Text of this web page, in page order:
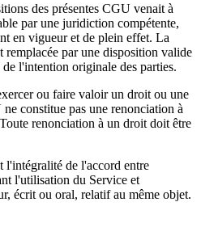
des présentes CGU venait à
par une juridiction compétente,
en vigueur et de plein effet. La
remplacée par une disposition valide
l'intention originale des parties.
ou faire valoir un droit ou une
constitue pas une renonciation à
renonciation à un droit doit être
l'intégralité de l'accord entre
l'utilisation du Service et
écrit ou oral, relatif au même objet.